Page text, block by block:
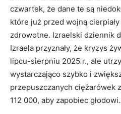
czwartek, że dane te są
które już przed wojną
zdrowotne. Izraelski dziennik
Izraela przyznały, że kryzys
lipcu-sierpniu 2025 r., ale
wystarczająco szybko i
przepuszczanych ciężarówek
112 000, aby zapobiec głodowi.